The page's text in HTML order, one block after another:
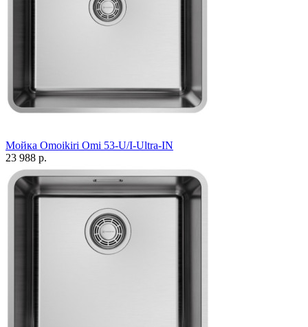
Мойка Omoikiri Omi 53-U/I-Ultra-IN
23 988 р.